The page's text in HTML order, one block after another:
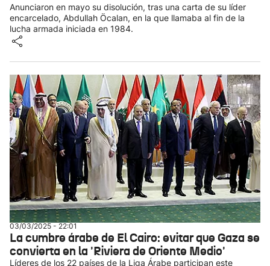
Anunciaron en mayo su disolución, tras una carta de su líder
encarcelado, Abdullah Öcalan, en la que llamaba al fin de la
lucha armada iniciada en 1984.
03/03/2025 - 22:01
La cumbre árabe de El Cairo: evitar que Gaza se
convierta en la 'Riviera de Oriente Medio'
Líderes de los 22 países de la Liga Árabe participan este